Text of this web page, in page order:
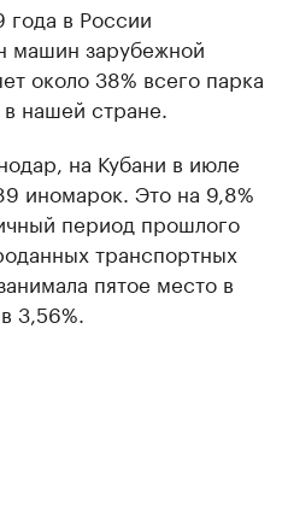
года в России
машин зарубежной
около 38% всего парка
нашей стране.
на Кубани в июле
иномарок. Это на 9,8%
период прошлого
транспортных
пятое место в
3,56%.